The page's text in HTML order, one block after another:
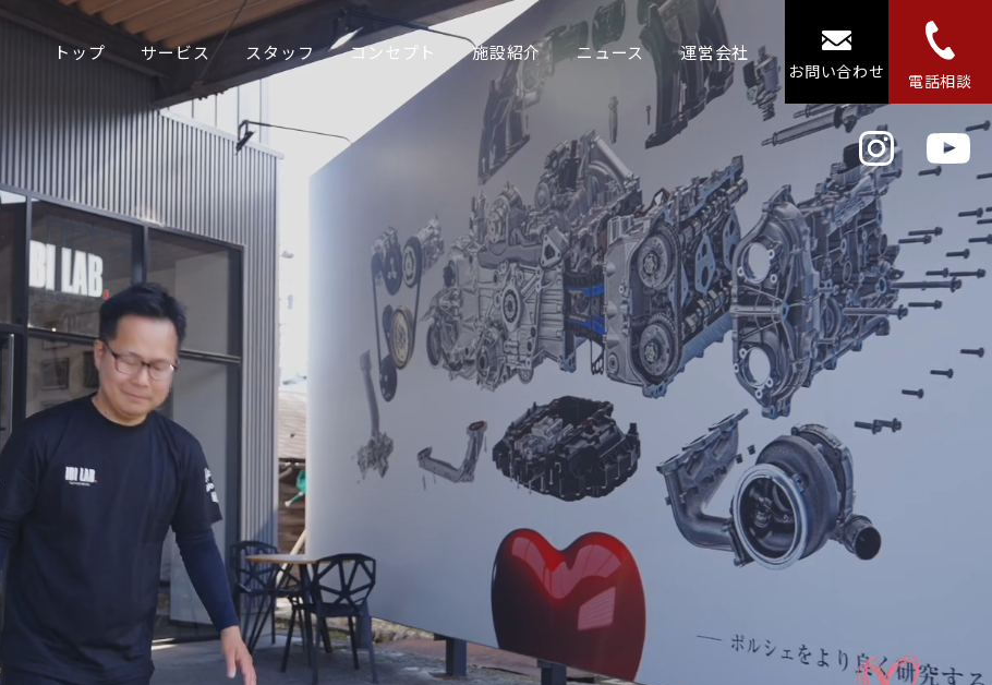
トップ サービス スタッフ コンセプト 施設紹介 ニュース 運営会社
お問い合わせ 電話相談